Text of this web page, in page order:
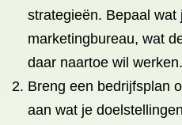
strategieën. Bepaal
marketingbureau, wat
daar naartoe wil werken.
Breng een bedrijfsplan
aan wat je